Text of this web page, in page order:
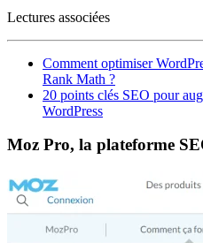
Lectures associées
Comment optimiser
Rank Math ?
20 points clés SEO pour
WordPress
Moz Pro, la plateforme